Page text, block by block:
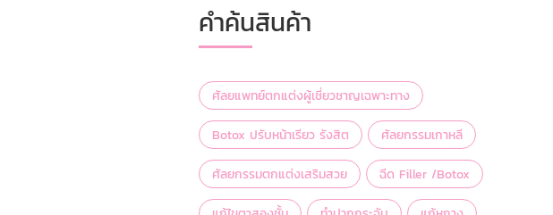
คำค้นสินค้า
ศัลยแพทย์ตกแต่งผู้เชี่ยวชาญเฉพาะทาง
Botox ปรับหน้าเรียว รังสิต ศัลยกรรมเกาหลี
ศัลยกรรมตกแต่งเสริมสวย ฉีด Filler /Botox